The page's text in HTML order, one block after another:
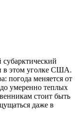
субарктический
в этом уголке США.
погода меняется от
умеренно теплых
стоит быть
даже в